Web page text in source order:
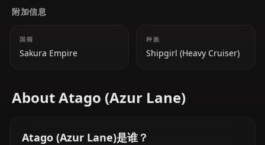
附加信息
国籍
Sakura Empire
种族
Shipgirl (Heavy Cruiser)
About Atago (Azur Lane)
Atago (Azur Lane)是谁？